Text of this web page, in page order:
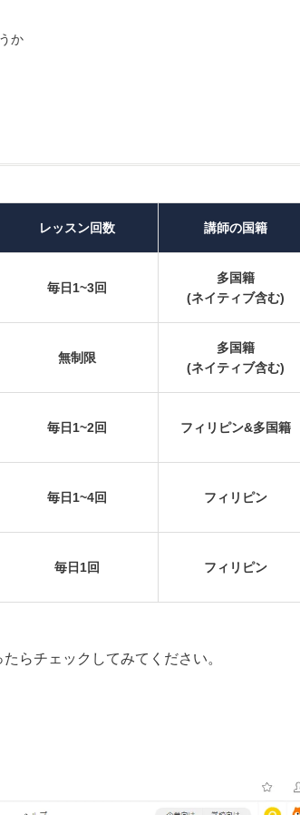
か
レッスン回数 講師の国籍
毎日1~3回
多国籍
(ネイティブ含む)
無制限
多国籍
(ネイティブ含む)
毎日1~2回 フィリピン&多国籍
毎日1~4回 フィリピン
毎日1回 フィリピン
らチェックしてみてください。